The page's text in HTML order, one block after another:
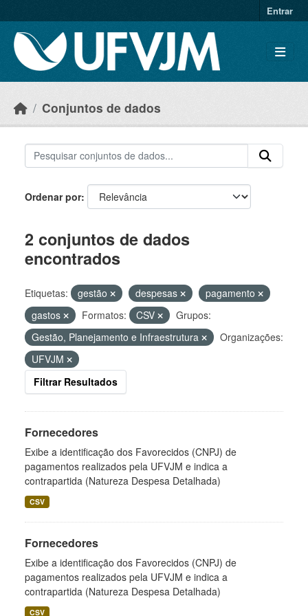
Entrar
Conjuntos de dados
Ordenar por
2 conjuntos de dados
encontrados
Etiquetas: gestão despesas
pagamento
gastos
Formatos: CSV
Grupos:
Gestão, Planejamento e Infraestrutura
Organizações:
UFVJM
Filtrar Resultados
Fornecedores
Exibe a identificação dos Favorecidos (CNPJ) de
pagamentos realizados pela UFVJM e indica a
contrapartida (Natureza Despesa Detalhada)
CSV
Fornecedores
Exibe a identificação dos Favorecidos (CNPJ) de
pagamentos realizados pela UFVJM e indica a
contrapartida (Natureza Despesa Detalhada)
CSV